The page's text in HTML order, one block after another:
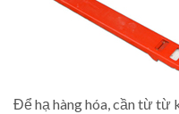
Để hạ hàng hóa, cần từ từ